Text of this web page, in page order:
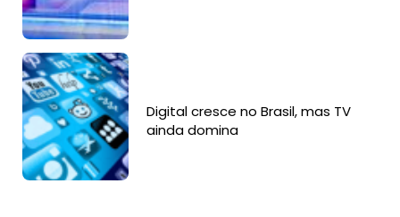
Digital cresce no Brasil, mas TV
ainda domina